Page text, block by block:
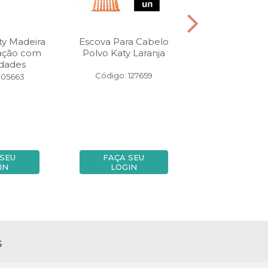
Madeira
com
Escova Para Cabelo
Polvo Katy Laranja
Código: 127659
FAÇA SEU
LOGIN